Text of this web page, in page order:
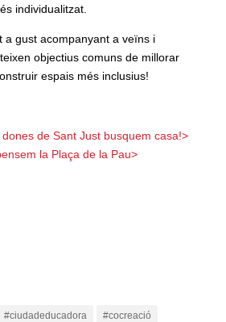
individualitzat.
a gust acompanyant a veïns i
objectius comuns de millorar
espais més inclusius!
de Sant Just busquem casa!>
la Plaça de la Pau>
#ciudadeducadora #cocreació